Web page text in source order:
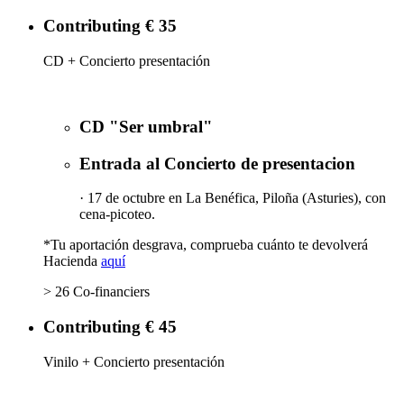
Contributing € 35
CD + Concierto presentación
CD "Ser umbral"
Entrada al Concierto de presentacion
· 17 de octubre en La Benéfica, Piloña (Asturies), con
cena-picoteo.
*Tu aportación desgrava, comprueba cuánto te devolverá
Hacienda aquí
> 26 Co-financiers
Contributing € 45
Vinilo + Concierto presentación